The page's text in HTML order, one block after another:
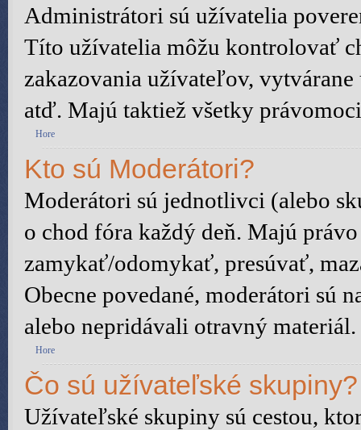
Administrátori sú užívatelia
Títo užívatelia môžu kontrolovať
zakazovania užívateľov,
atď. Majú taktiež všetky
Hore
Kto sú Moderátori?
Moderátori sú jednotlivci (alebo
o chod fóra každý deň. Majú
zamykať/odomykať, presúvať,
Obecne povedané, moderátori sú
alebo nepridávali otravný materiál.
Hore
Čo sú užívateľské skupiny?
Užívateľské skupiny sú cestou,